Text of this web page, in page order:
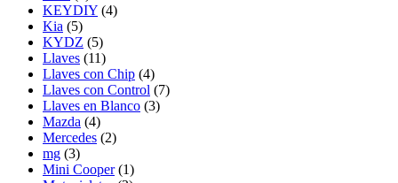
KEYDIY (4)
Kia (5)
KYDZ (5)
Llaves (11)
Llaves con Chip (4)
Llaves con Control (7)
Llaves en Blanco (3)
Mazda (4)
Mercedes (2)
mg (3)
Mini Cooper (1)